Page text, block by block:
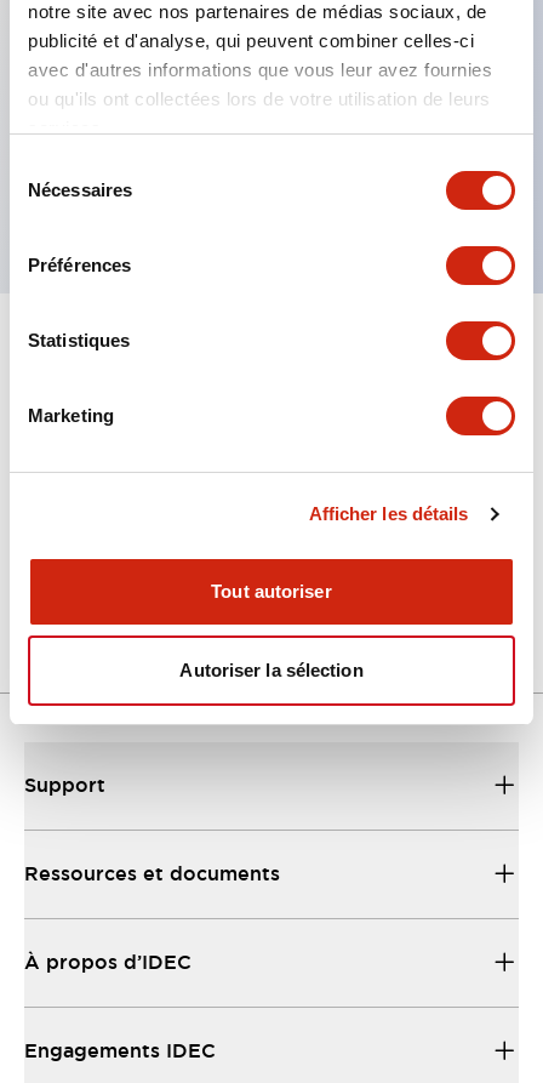
notre site avec nos partenaires de médias sociaux, de
publicité et d'analyse, qui peuvent combiner celles-ci
avec d'autres informations que vous leur avez fournies
ou qu'ils ont collectées lors de votre utilisation de leurs
Nécessaires
Préférences
Statistiques
Marketing
Afficher les détails
Tout autoriser
Autoriser la sélection
Caractéristiques clés
Fixation par regroupement possible
Le commutateur sélecteur avec clé adopte une
structure à goupille à cylindre haute sécurité
La structure de protection est IP65 (IEC60529)
Support
Ressources et documents
À propos d’IDEC
Engagements IDEC